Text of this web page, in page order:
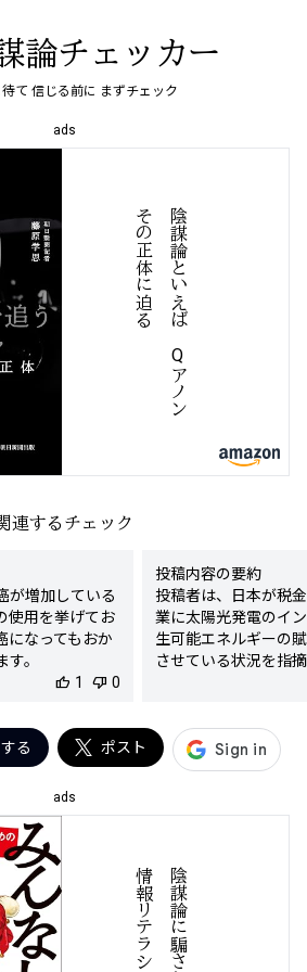
論チェッカー
て 信じる前に まずチェック
ads
陰
謀
論
と
い
え
ば
、
Q
ア
ノ
ン
そ
の
正
体
に
迫
る
連するチェック
が増加している
使用を挙げてお
になってもおか
。
使用が癌の要因
主張を含んでい
ている歯磨き粉
り、癌の直接的
基づかない陰謀
た情報は人々の
あるため、陰謀
。歯や口腔の健
thumb_up 1 thumb_down 0
投稿内容の要約
投稿者は、日本が税
業に太陽光発電のイ
生可能エネルギーの
させている状況を指
が流出する仕組みが
ます。
検出された陰謀要素
却しているという主張
- 国が作った巨大利権
- 企業から中国へ資
があるという暗示
陰謀度
★★★★☆
る ポスト
ads